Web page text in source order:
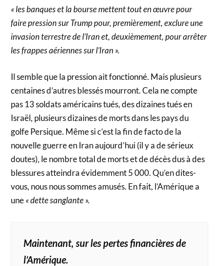
« les banques et la bourse mettent tout en œuvre pour
faire pression sur Trump pour, premièrement, exclure une
invasion terrestre de l’Iran et, deuxièmement, pour arrêter
les frappes aériennes sur l’Iran ».
Il semble que la pression ait fonctionné. Mais plusieurs
centaines d’autres blessés mourront. Cela ne compte
pas 13 soldats américains tués, des dizaines tués en
Israël, plusieurs dizaines de morts dans les pays du
golfe Persique. Même si c’est la fin de facto de la
nouvelle guerre en Iran aujourd’hui (il y a de sérieux
doutes), le nombre total de morts et de décès dus à des
blessures atteindra évidemment 5 000. Qu’en dites-
vous, nous nous sommes amusés. En fait, l’Amérique a
une« dette sanglante ».
Maintenant, sur les pertes financières de
l’Amérique.